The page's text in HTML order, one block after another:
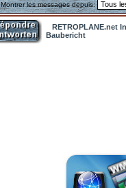
Montrer les messages depuis:
RETROPLANE.net
Baubericht